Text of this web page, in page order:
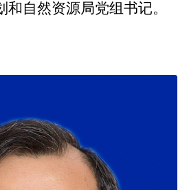
和自然资源局党组书记。